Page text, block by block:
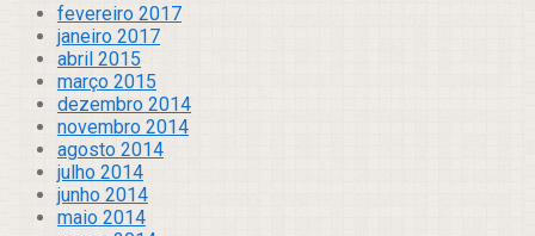
fevereiro 2017
janeiro 2017
abril 2015
março 2015
dezembro 2014
novembro 2014
agosto 2014
julho 2014
junho 2014
maio 2014